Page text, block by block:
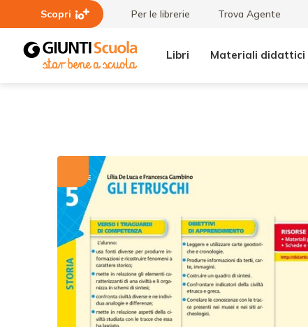
Scopri Per le librerie Trova Agente
Libri Materiali didattici